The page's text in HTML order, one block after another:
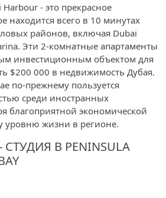
- это прекрасное
находится всего в 10 минутах
районов, включая Dubai
Эти 2-комнатные апартаменты
инвестиционным объектом для
$200 000 в недвижимость Дубая.
по-прежнему пользуется
среди иностранных
благоприятной экономической
уровню жизни в регионе.
В PENINSULA